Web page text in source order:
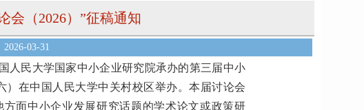
会（2026）”征稿通知
2026-03-31
人民大学国家中小企业研究院承办的第三届中小
）在中国人民大学中关村校区举办。本届讨论会
面中小企业发展研究话题的学术论文或政策研